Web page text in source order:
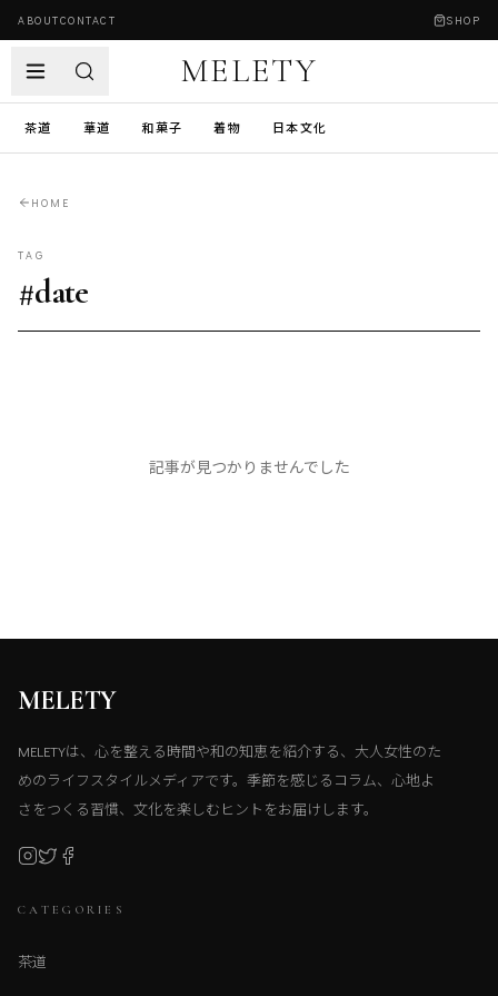
ABOUTCONTACT SHOP
MELETY
茶道 華道 和菓子 着物 日本文化
HOME
TAG
#date
記事が見つかりませんでした
MELETY
MELETYは、心を整える時間や和の知恵を紹介する、大人女性のた
めのライフスタイルメディアです。季節を感じるコラム、心地よ
さをつくる習慣、文化を楽しむヒントをお届けします。
CATEGORIES
茶道